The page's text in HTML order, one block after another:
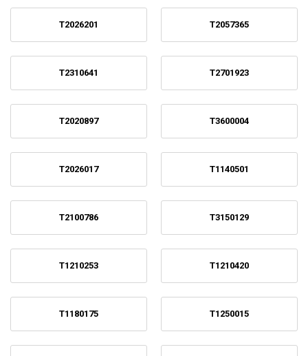
T2026201 T2057365
T2310641 T2701923
T2020897 T3600004
T2026017 T1140501
T2100786 T3150129
T1210253 T1210420
T1180175 T1250015